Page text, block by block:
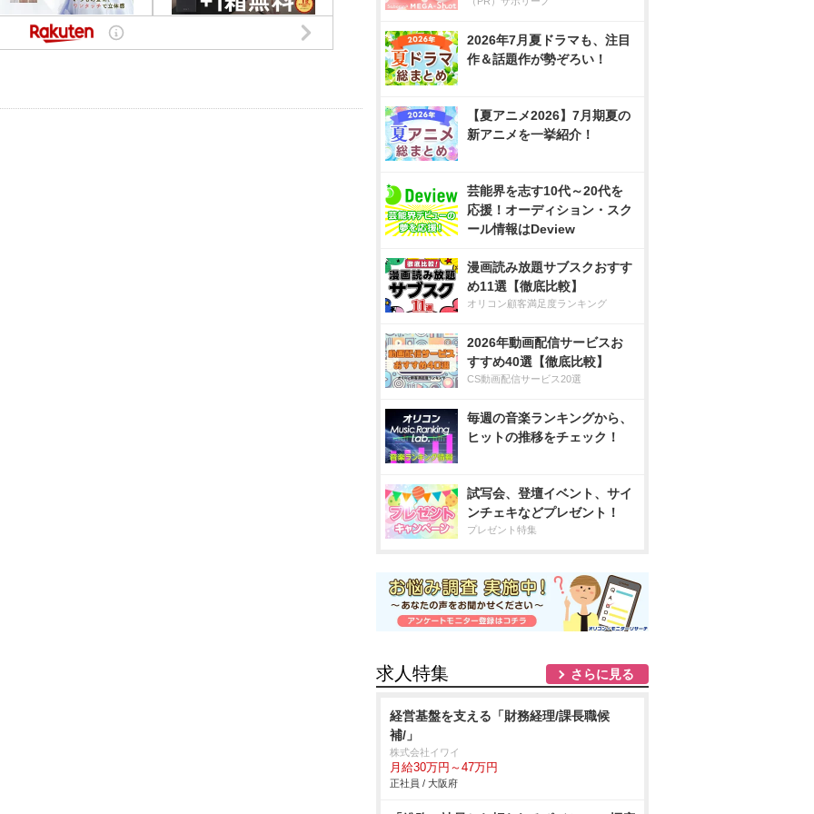
2026年7月夏ドラマも、注目
作＆話題作が勢ぞろい！
【夏アニメ2026】7月期夏の
新アニメを一挙紹介！
芸能界を志す10代～20代を
応援！オーディション・スク
ール情報はDeview
漫画読み放題サブスクおすす
め11選【徹底比較】
オリコン顧客満足度ランキング
2026年動画配信サービスお
すすめ40選【徹底比較】
CS動画配信サービス20選
毎週の音楽ランキングから、
ヒットの推移をチェック！
試写会、登壇イベント、サイ
ンチェキなどプレゼント！
プレゼント特集
求人特集 さらに見る
経営基盤を支える「財務経理/課長職候
補/」
株式会社イワイ
月給30万円～47万円
正社員 / 大阪府